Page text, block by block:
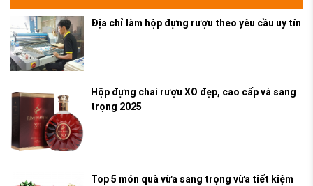
Địa chỉ làm hộp đựng rượu theo yêu cầu uy tín
Hộp đựng chai rượu XO đẹp, cao cấp và sang
trọng 2025
Top 5 món quà vừa sang trọng vừa tiết kiệm